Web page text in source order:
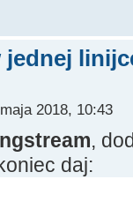
2018, 10:43
,
daj: